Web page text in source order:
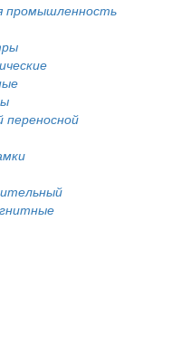
промышленность
переносной